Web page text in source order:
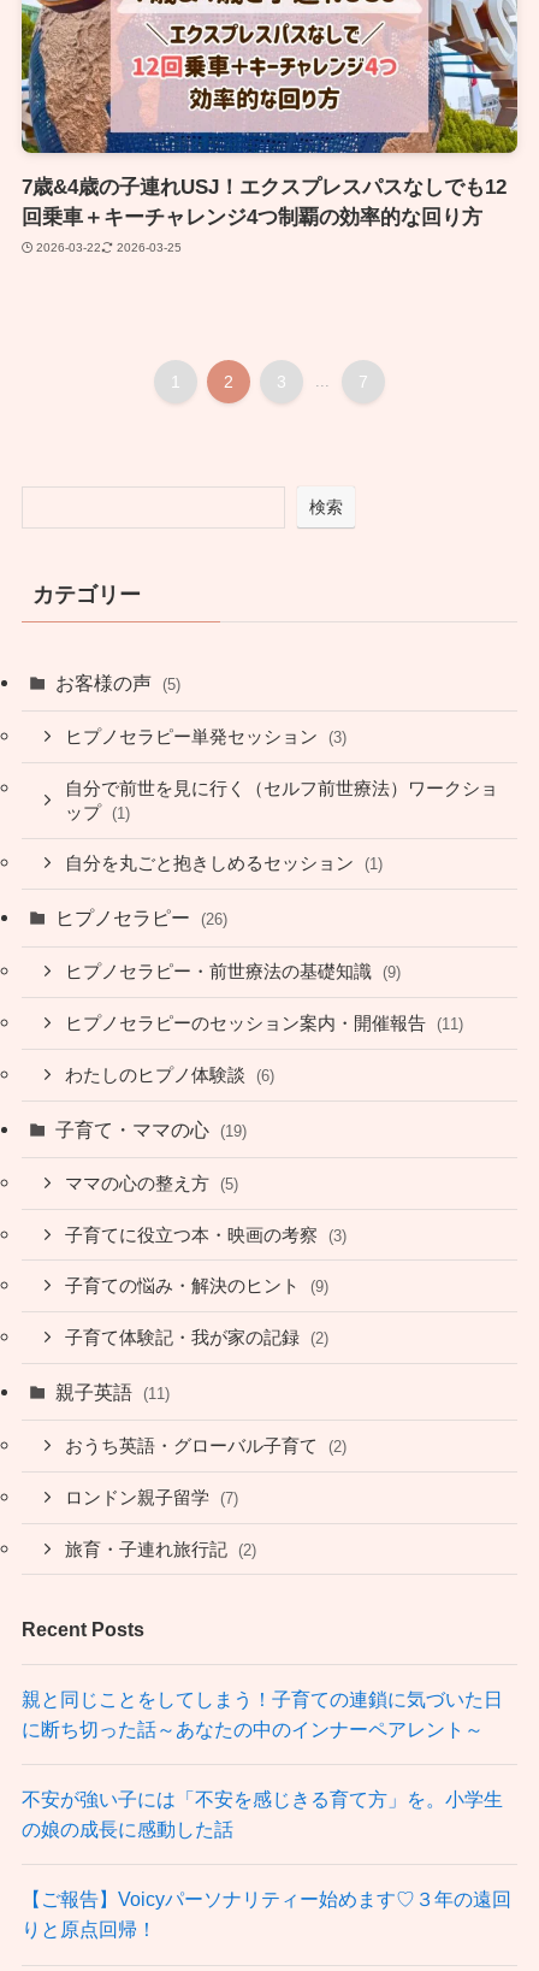
7歳&4歳の子連れUSJ！エクスプレスパスなしでも12
回乗車＋キーチャレンジ4つ制覇の効率的な回り方
2026-03-22 2026-03-25
1 2 3 ... 7
検索
カテゴリー
お客様の声 (5)
ヒプノセラピー単発セッション (3)
自分で前世を見に行く（セルフ前世療法）ワークショ
ップ (1)
自分を丸ごと抱きしめるセッション (1)
ヒプノセラピー (26)
ヒプノセラピー・前世療法の基礎知識 (9)
ヒプノセラピーのセッション案内・開催報告 (11)
わたしのヒプノ体験談 (6)
子育て・ママの心 (19)
ママの心の整え方 (5)
子育てに役立つ本・映画の考察 (3)
子育ての悩み・解決のヒント (9)
子育て体験記・我が家の記録 (2)
親子英語 (11)
おうち英語・グローバル子育て (2)
ロンドン親子留学 (7)
旅育・子連れ旅行記 (2)
Recent Posts
親と同じことをしてしまう！子育ての連鎖に気づいた日
に断ち切った話～あなたの中のインナーペアレント～
不安が強い子には「不安を感じきる育て方」を。小学生
の娘の成長に感動した話
【ご報告】Voicyパーソナリティー始めます♡３年の遠回
りと原点回帰！